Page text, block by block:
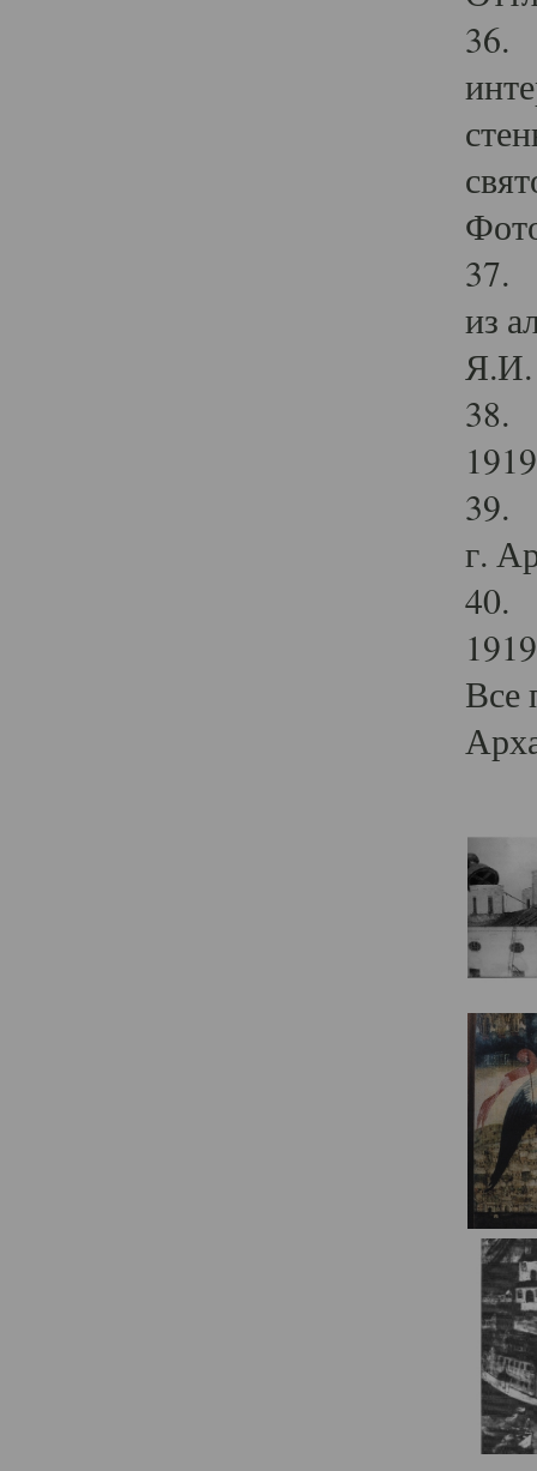
36.
37.
из
Я.И.
38.
39.
г.
40.
Все